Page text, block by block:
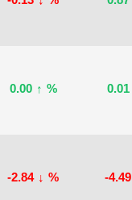
0.00 ↑ % 0.01
-2.84 ↓ % -4.49